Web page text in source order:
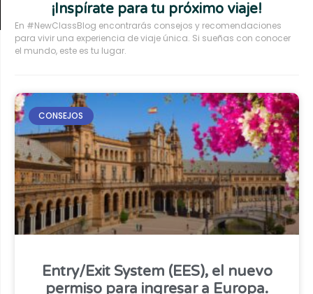
¡Inspírate para tu próximo viaje!
En #NewClassBlog encontrarás consejos y recomendaciones
para vivir una experiencia de viaje única. Si sueñas con conocer
el mundo, este es tu lugar.
CONSEJOS
Entry/Exit System (EES), el nuevo
permiso para ingresar a Europa.